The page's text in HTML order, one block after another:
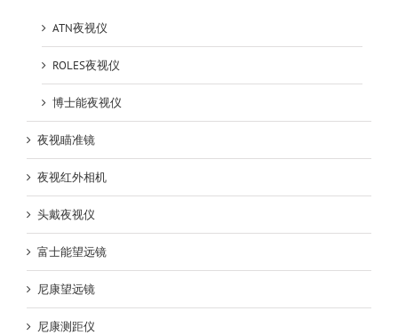
ATN夜视仪
ROLES夜视仪
博士能夜视仪
夜视瞄准镜
夜视红外相机
头戴夜视仪
富士能望远镜
尼康望远镜
尼康测距仪